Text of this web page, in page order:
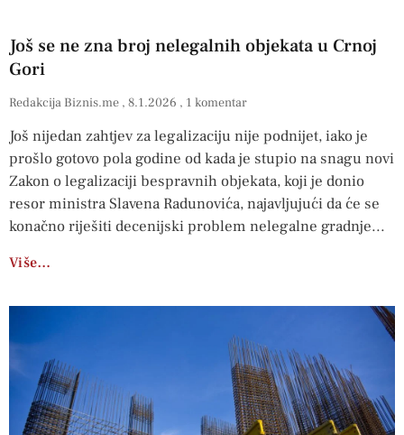
Još se ne zna broj nelegalnih objekata u Crnoj
Gori
Redakcija Biznis.me 8.1.2026 1 komentar
Još nijedan zahtjev za legalizaciju nije podnijet, iako je
prošlo gotovo pola godine od kada je stupio na snagu novi
Zakon o legalizaciji bespravnih objekata, koji je donio
resor ministra Slavena Radunovića, najavljujući da će se
konačno riješiti decenijski problem nelegalne gradnje
Više…